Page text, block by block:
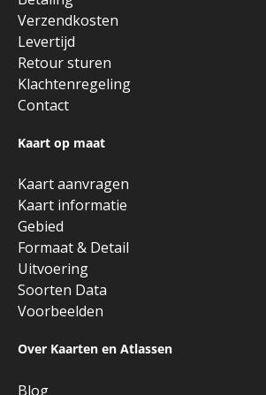
Verzendkosten
Levertijd
Retour sturen
Klachtenregeling
Contact
Kaart op maat
Kaart aanvragen
Kaart informatie
Gebied
Formaat & Detail
Uitvoering
Soorten Data
Voorbeelden
Over Kaarten en Atlassen
Blog